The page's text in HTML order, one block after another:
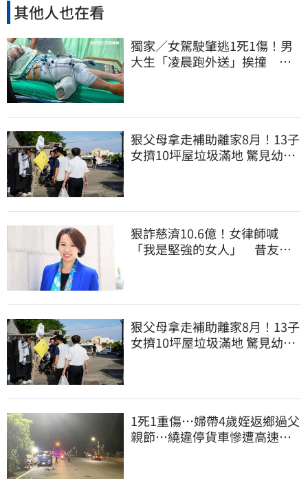
其他人也在看
獨家／女駕駛肇逃1死1傷！男
大生「凌晨跑外送」挨撞 媽
狠父母拿走補助離家8月！13子
女擠10坪屋垃圾滿地 驚見幼童
狠詐慈濟10.6億！女律師喊
「我是堅強的女人」 昔友人
狠父母拿走補助離家8月！13子
女擠10坪屋垃圾滿地 驚見幼童
1死1重傷…婦帶4歲姪返鄉過父
親節…繞違停貨車慘遭高速撞